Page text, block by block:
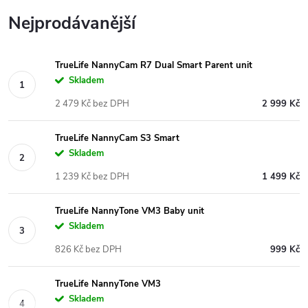
Nejprodávanější
TrueLife NannyCam R7 Dual Smart Parent unit
Skladem
2 999 Kč
2 479 Kč bez DPH
TrueLife NannyCam S3 Smart
Skladem
1 499 Kč
1 239 Kč bez DPH
TrueLife NannyTone VM3 Baby unit
Skladem
999 Kč
826 Kč bez DPH
TrueLife NannyTone VM3
Skladem